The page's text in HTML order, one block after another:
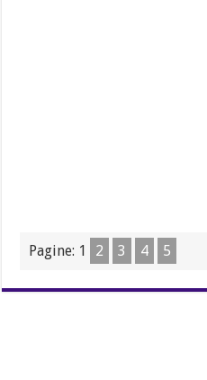
Pagine: 1 2 3 4 5